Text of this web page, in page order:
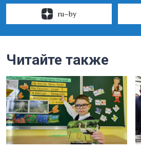
ru–by
Читайте также